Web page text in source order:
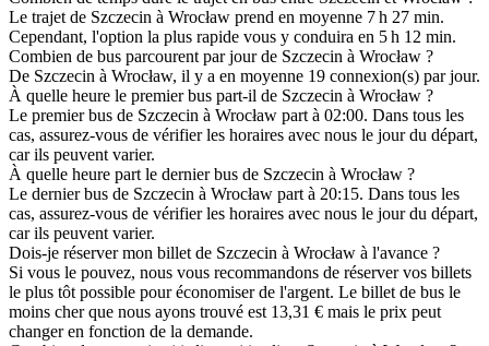
Le trajet de Szczecin à Wrocław prend en moyenne 7 h 27 min.
Cependant, l'option la plus rapide vous y conduira en 5 h 12 min.
Combien de bus parcourent par jour de Szczecin à Wrocław ?
De Szczecin à Wrocław, il y a en moyenne 19 connexion(s) par jour.
À quelle heure le premier bus part-il de Szczecin à Wrocław ?
Le premier bus de Szczecin à Wrocław part à 02:00. Dans tous les
cas, assurez-vous de vérifier les horaires avec nous le jour du départ,
car ils peuvent varier.
À quelle heure part le dernier bus de Szczecin à Wrocław ?
Le dernier bus de Szczecin à Wrocław part à 20:15. Dans tous les
cas, assurez-vous de vérifier les horaires avec nous le jour du départ,
car ils peuvent varier.
Dois-je réserver mon billet de Szczecin à Wrocław à l'avance ?
Si vous le pouvez, nous vous recommandons de réserver vos billets
le plus tôt possible pour économiser de l'argent. Le billet de bus le
moins cher que nous ayons trouvé est 13,31 € mais le prix peut
changer en fonction de la demande.